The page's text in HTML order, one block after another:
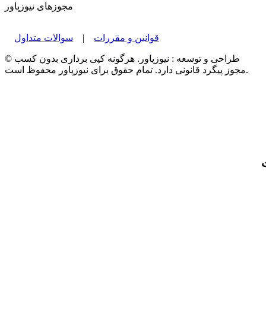
مجوزهای نیوزپاور
قوانین و مقررات | سوالات متداول
© طراحی و توسعه : نیوزپاور. هرگونه کپی برداری بدون کسب
مجوز پیگرد قانونی دارد. تمام حقوق برای نیوزپاور محفوظ است.